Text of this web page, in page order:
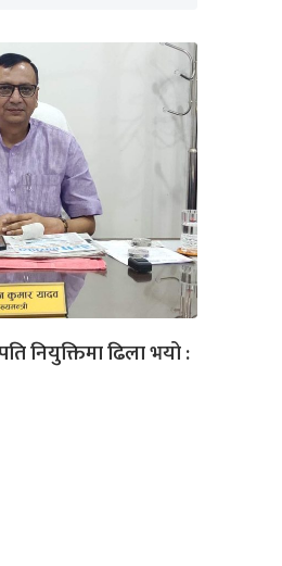
नियुक्तिमा ढिला भयो :